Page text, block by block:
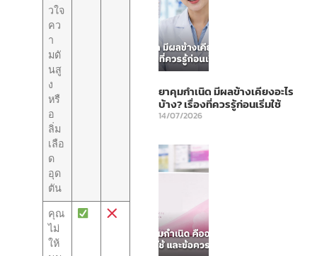
วใจ
คว
า
มดั
นสู
ง
หรื
อ
ลิ่ม
เลือ
ด
อุด
ตัน
คุณ
ไม่
ให้
ยาคุมกำเนิด มีผลข้างเคียงอะไร
บ้าง? เรื่องที่ควรรู้ก่อนเริ่มใช้
14/07/2026